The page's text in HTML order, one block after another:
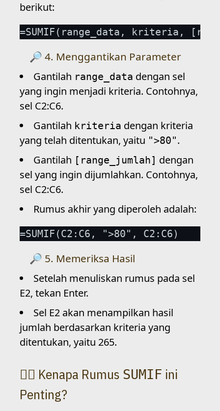
berikut:
=SUMIF(range_data, kriteria,
4. Menggantikan Parameter
Gantilah range_data dengan sel
yang ingin menjadi kriteria. Contohnya,
sel C2:C6.
Gantilah kriteria dengan kriteria
yang telah ditentukan, yaitu ">80".
Gantilah [range_jumlah] dengan
sel yang ingin dijumlahkan. Contohnya,
sel C2:C6.
Rumus akhir yang diperoleh adalah:
=SUMIF(C2:C6, ">80", C2:C6)
5. Memeriksa Hasil
Setelah menuliskan rumus pada sel
E2, tekan Enter.
Sel E2 akan menampilkan hasil
jumlah berdasarkan kriteria yang
ditentukan, yaitu 265.
Kenapa Rumus SUMIF ini
Penting?